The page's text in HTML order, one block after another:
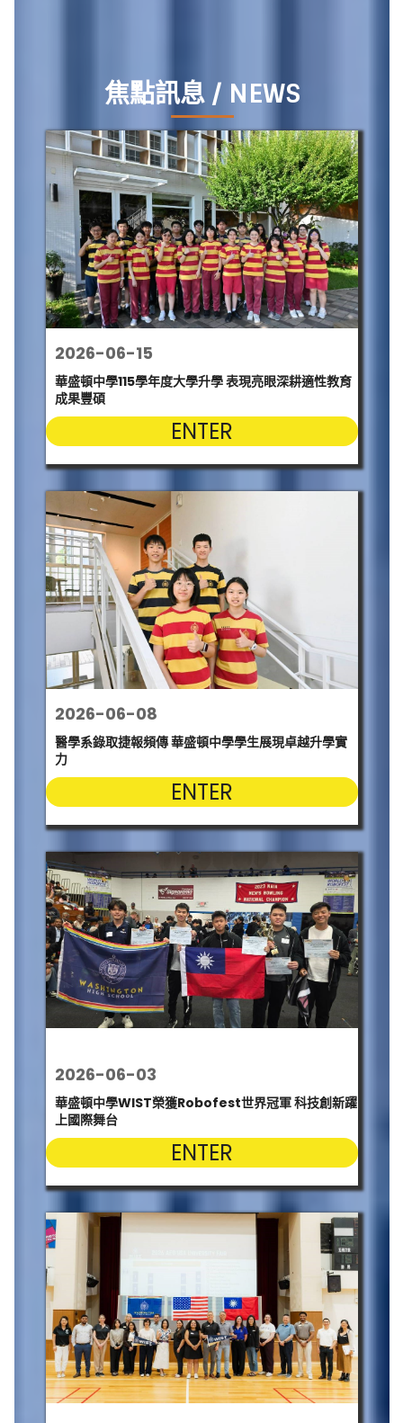
焦點訊息 / NEWS
2026-06-15
華盛頓中學115學年度大學升學 表現亮眼深耕適性教育
成果豐碩
ENTER
2026-06-08
醫學系錄取捷報頻傳 華盛頓中學學生展現卓越升學實
力
ENTER
2026-06-03
華盛頓中學WIST榮獲Robofest世界冠軍 科技創新躍
上國際舞台
ENTER